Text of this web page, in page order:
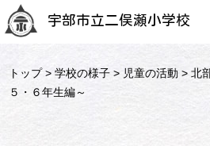
宇部市立二俣瀬小学校
トップ>学校の様子 > 児童の活動 > 北
５・６年生編～